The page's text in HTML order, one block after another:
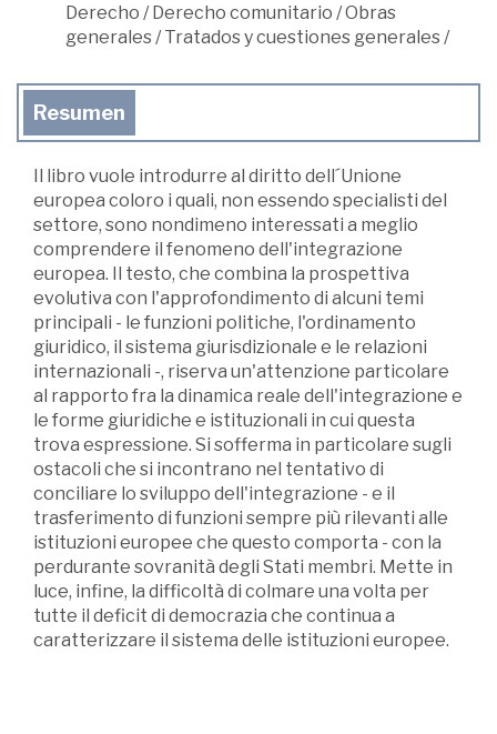
Derecho /Derecho comunitario /Obras
generales/Tratados y cuestiones generales/
Resumen
Il libro vuole introdurre al diritto dell´Unione
europea coloro i quali, non essendo specialisti del
settore, sono nondimeno interessati a meglio
comprendere il fenomeno dell'integrazione
europea. Il testo, che combina la prospettiva
evolutiva con l'approfondimento di alcuni temi
principali - le funzioni politiche, l'ordinamento
giuridico, il sistema giurisdizionale e le relazioni
internazionali -, riserva un'attenzione particolare
al rapporto fra la dinamica reale dell'integrazione e
le forme giuridiche e istituzionali in cui questa
trova espressione. Si sofferma in particolare sugli
ostacoli che si incontrano nel tentativo di
conciliare lo sviluppo dell'integrazione - e il
trasferimento di funzioni sempre più rilevanti alle
istituzioni europee che questo comporta - con la
perdurante sovranità degli Stati membri. Mette in
luce, infine, la difficoltà di colmare una volta per
tutte il deficit di democrazia che continua a
caratterizzare il sistema delle istituzioni europee.